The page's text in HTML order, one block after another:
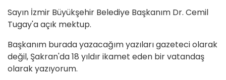
Sayın İzmir Büyükşehir Belediye Başkanım Dr. Cemil
Tugay'a açık mektup.
Başkanım burada yazacağım yazıları gazeteci olarak
değil, Şakran'da 18 yıldır ikamet eden bir vatandaş
olarak yazıyorum.